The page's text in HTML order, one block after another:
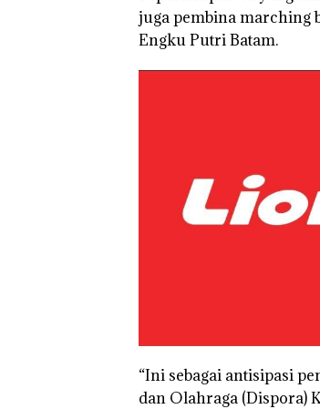
juga pembina marching
Engku Putri Batam.
“Ini sebagai antisipasi
dan Olahraga (Dispora)